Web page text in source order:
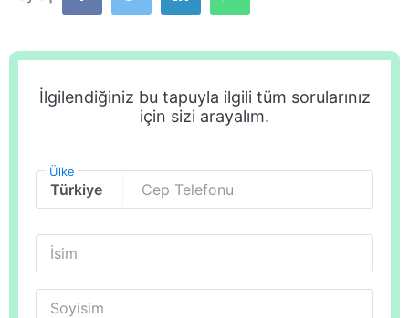
İlgilendiğiniz bu tapuyla ilgili tüm sorularınız
için sizi arayalım.
Ülke
Cep Telefonu
İsim
Soyisim